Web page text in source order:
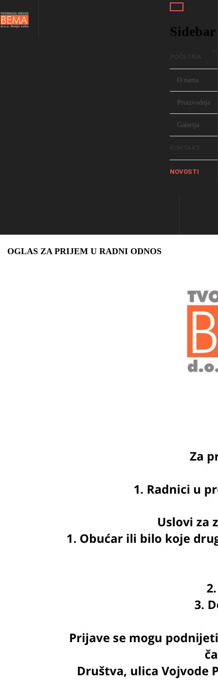
Sidebar
×
O nama
Proizvodnja
Galerija
NOVOSTI
OGLAS ZA PRIJEM U RADNI ODNOS